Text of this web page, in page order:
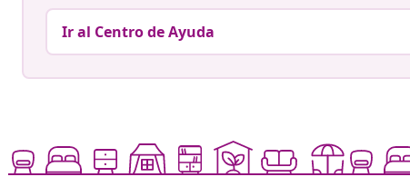
Ir al Centro de Ayuda